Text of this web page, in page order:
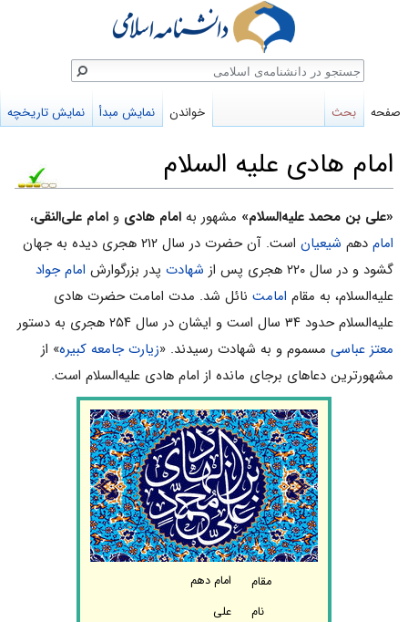
امام هادی علیه السلام
پرش
به
ناوبری
پرش
به
جستجو
«علی بن محمد علیه‌السلام» مشهور به امام هادی و امام علی‌النقی،
امام دهم شیعیان
است. آن حضرت در سال ۲۱۲ هجری دیده به جهان
گشود و در سال ۲۲۰ هجری پس از
شهادت پدر بزرگوارش امام جواد
علیه‌السلام، به مقام امامت نائل شد. مدت امامت حضرت هادی
علیه‌السلام حدود ۳۴ سال است و ایشان در سال ۲۵۴ هجری به دستور
معتز عباسی مسموم و به شهادت رسیدند. «زیارت جامعه کبیره» از
مشهورترین دعاهای برجای مانده از امام هادی علیه‌السلام است.
مقام
امام دهم
نام
علی
صفحه بحث خواندن نمایش مبدأ نمایش تاریخچه
جستجو